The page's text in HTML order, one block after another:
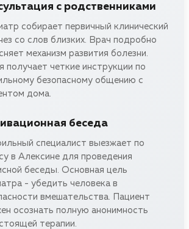
с родственниками
собирает первичный клинический
со слов близких. Врач подробно
механизм развития болезни.
получает четкие инструкции по
безопасному общению с
дома.
беседа
специалист выезжает по
в Алексине для проведения
беседы. Основная цель
- убедить человека в
вмешательства. Пациент
осознать полную анонимность
терапии.